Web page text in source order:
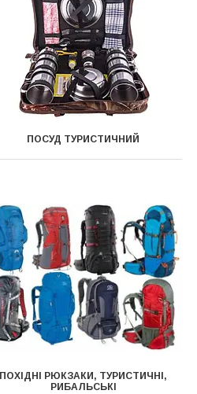
ПОСУД ТУРИСТИЧНИЙ
ПОХІДНІ РЮКЗАКИ, ТУРИСТИЧНІ,
РИБАЛЬСЬКІ